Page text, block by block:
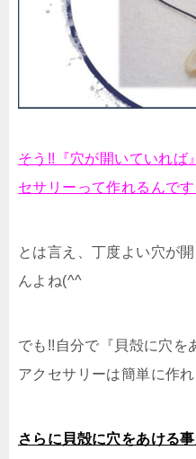
そう!!『穴が開いていれば
セサリーって作れるんです
とは言え、丁度よい穴が
んよね(^^ゞ
でも!!自分で『貝殻に穴を
アクセサリーは簡単に作
さらに貝殻に穴をあける